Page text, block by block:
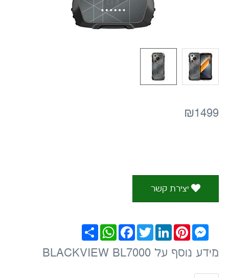
₪1499
יצירת קשר
שתף
WhatsAppFacebook TwitterLinkedInPinterest
Messenger
מידע נוסף על BLACKVIEW BL7000